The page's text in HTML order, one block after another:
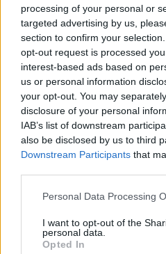
processing of your personal or
targeted advertising by us,
section to confirm your
opt-out request is processed
interest-based ads based on
us or personal information
your opt-out. You may
disclosure of your personal
IAB’s list of downstream
also be disclosed by us to third
Downstream Participants that
Please note that this website/
not limited to your visit or usage
grant or deny consent to
use your data for below
Personal Data Processing
I want to opt-out of the
personal data.
Opted In
SMASH by Meló-Diák:
hangulata – Jön a második
Július végén folytatódik a
sorozat.
Címkék: #alien 3 #newt